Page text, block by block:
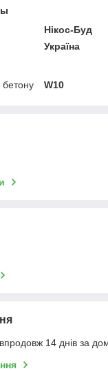
Нікос-Буд
Україна
бетону
W10
14 днів за